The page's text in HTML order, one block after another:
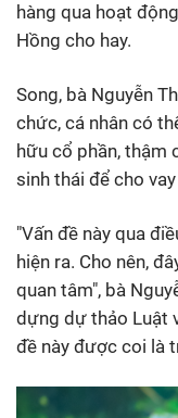
hàng qua hoạt
Hồng cho hay.
Song, bà Nguyễn
chức, cá nhân có
hữu cổ phần, thậm
sinh thái để cho
"Vấn đề này qua
hiện ra. Cho nên,
quan tâm", bà
dựng dự thảo Luật
đề này được coi là